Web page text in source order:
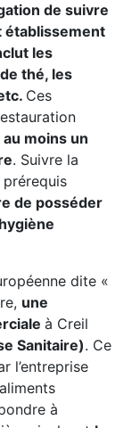
de suivre
établissement
les
thé, les
Ces
au moins un
. Suivre la
de posséder
dite «
une
à Creil
Sanitaire). Ce
l’entreprise
à